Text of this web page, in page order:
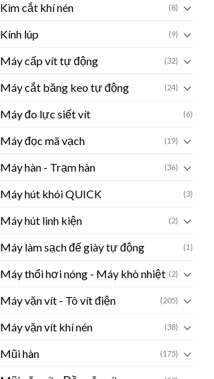
Kìm cắt khí nén (8)
Kính lúp (9)
Máy cấp vít tự động (32)
Máy cắt băng keo tự động (24)
Máy đo lực siết vít (6)
Máy đọc mã vạch (19)
Máy hàn - Trạm hàn (36)
Máy hút khói QUICK (3)
Máy hút linh kiện (2)
Máy làm sạch đế giày tự động (1)
Máy thổi hơi nóng - Máy khò nhiệt (2)
Máy vặn vít - Tô vít điện (205)
Máy vặn vít khí nén (38)
Mũi hàn (175)